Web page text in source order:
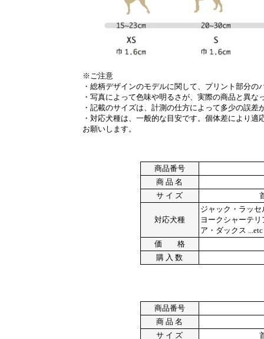
※ご注意
・総柄デザインのモデルに関して、プリント部分
・写真によって色味や明るさが、実際の商品と異な
・記載のサイズは、計測の仕方によって多少の誤差
・対応犬種は、一般的な目安です。個体差により
お願いします。
商品番号
商 品 名
サ イ ズ
対応犬種
ジャック・ラッ
ヨークシャーテ
ア・ダックス ...etc
価 格
購 入 数
商品番号
商 品 名
サ イ ズ